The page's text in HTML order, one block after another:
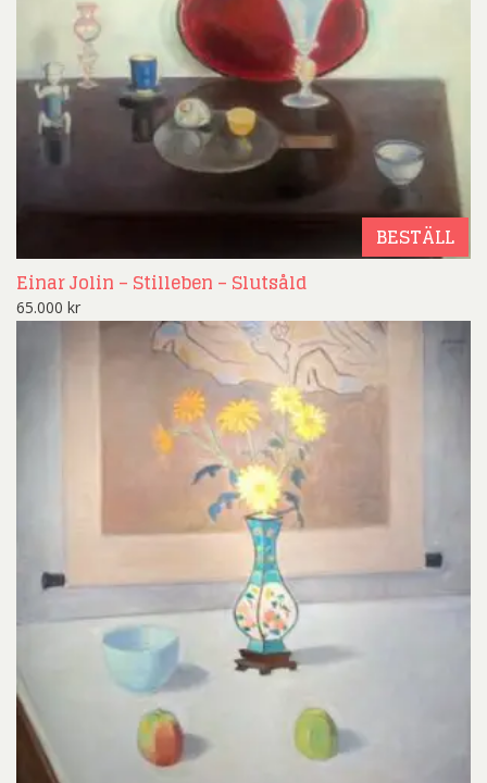
BESTÄLL
Einar Jolin – Stilleben – Slutsåld
65.000 kr